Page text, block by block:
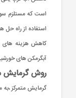
است که مستلزم
استفاده از راه
کاهش هزینه های
آبگرمکن های
روش گرمایش
گرمایش متمرکز